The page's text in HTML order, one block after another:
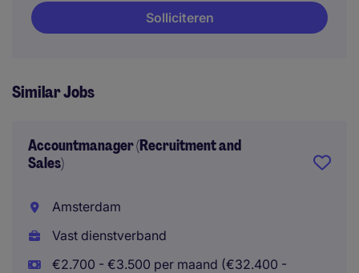
Solliciteren
Similar Jobs
Accountmanager (Recruitment and
Sales)
Amsterdam
Vast dienstverband
€2.700 - €3.500 per maand (€32.400 -